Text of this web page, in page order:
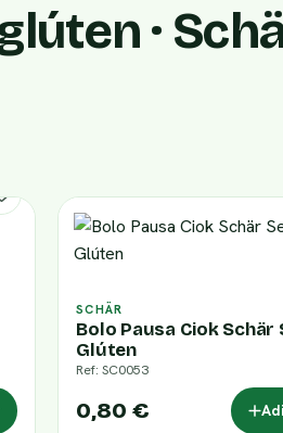
·
SCHÄR
Bolo Pausa Ciok Schär
Glúten
Ref: SC0053
0,80 €